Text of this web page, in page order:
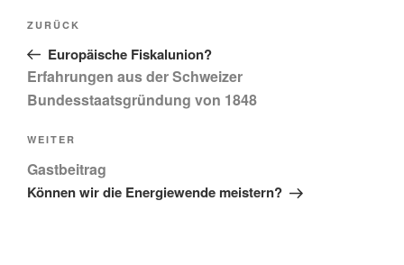
Beitragsnavigation
Vorheriger
Beitrag
ZURÜCK
Europäische Fiskalunion?
Erfahrungen aus der Schweizer
Bundesstaatsgründung von 1848
Nächster
Beitrag
WEITER
Gastbeitrag
Können wir die Energiewende meistern?